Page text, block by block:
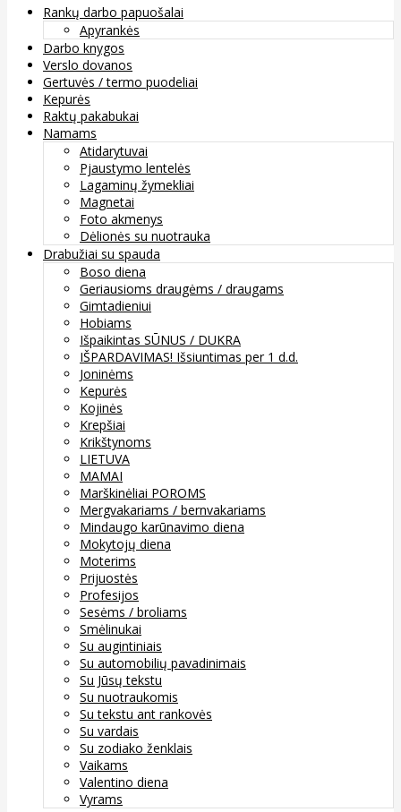
Rankų darbo papuošalai
Apyrankės
Darbo knygos
Verslo dovanos
Gertuvės / termo puodeliai
Kepurės
Raktų pakabukai
Namams
Atidarytuvai
Pjaustymo lentelės
Lagaminų žymekliai
Magnetai
Foto akmenys
Dėlionės su nuotrauka
Drabužiai su spauda
Boso diena
Geriausioms draugėms / draugams
Gimtadieniui
Hobiams
Išpaikintas SŪNUS / DUKRA
IŠPARDAVIMAS! Išsiuntimas per 1 d.d.
Joninėms
Kepurės
Kojinės
Krepšiai
Krikštynoms
LIETUVA
MAMAI
Marškinėliai POROMS
Mergvakariams / bernvakariams
Mindaugo karūnavimo diena
Mokytojų diena
Moterims
Prijuostės
Profesijos
Sesėms / broliams
Smėlinukai
Su augintiniais
Su automobilių pavadinimais
Su Jūsų tekstu
Su nuotraukomis
Su tekstu ant rankovės
Su vardais
Su zodiako ženklais
Vaikams
Valentino diena
Vyrams